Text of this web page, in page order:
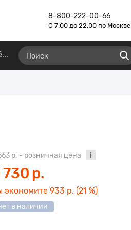
8-800-222-00-66
С 7:00 до 22:00 по Москве
р. - розничная цена
730 р.
экономите 933 р. (21 %)
в наличии